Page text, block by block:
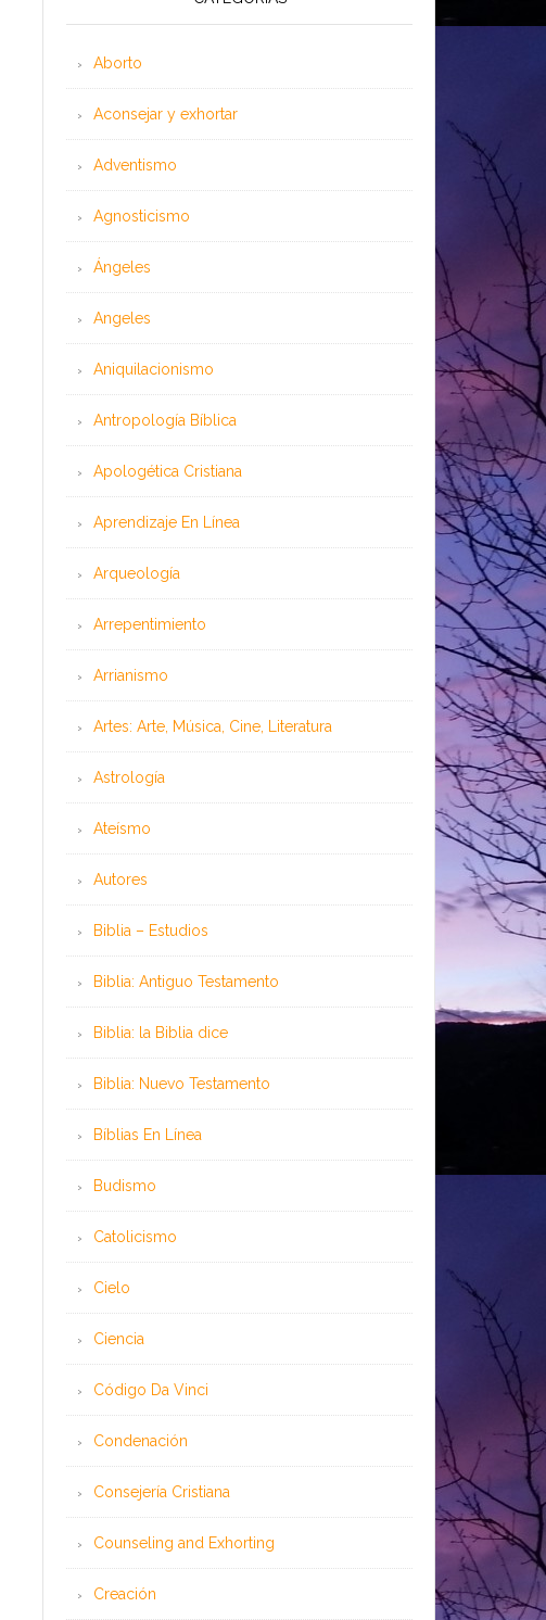
Aborto
Aconsejar y exhortar
Adventismo
Agnosticismo
Ángeles
Angeles
Aniquilacionismo
Antropología Bíblica
Apologética Cristiana
Aprendizaje En Línea
Arqueología
Arrepentimiento
Arrianismo
Artes: Arte, Música, Cine, Literatura
Astrología
Ateísmo
Autores
Biblia – Estudios
Biblia: Antiguo Testamento
Biblia: la Biblia dice
Biblia: Nuevo Testamento
Bíblias En Línea
Budismo
Catolicismo
Cielo
Ciencia
Código Da Vinci
Condenación
Consejería Cristiana
Counseling and Exhorting
Creación